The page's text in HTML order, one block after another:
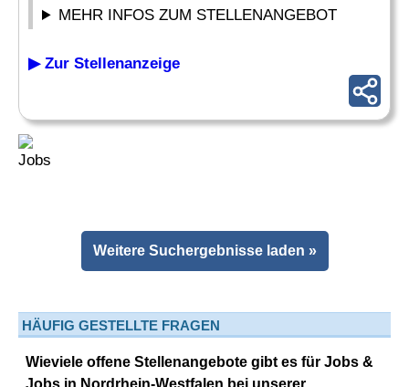
MEHR INFOS ZUM STELLENANGEBOT
▶ Zur Stellenanzeige
Weitere Suchergebnisse laden »
HÄUFIG GESTELLTE FRAGEN
Wieviele offene Stellenangebote gibt es für Jobs &
Jobs in Nordrhein-Westfalen bei unserer